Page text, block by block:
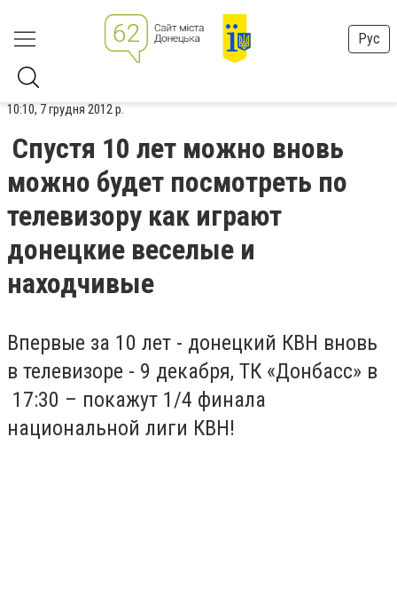
Рус
10:10, 7 грудня 2012 р.
Спустя 10 лет можно вновь
можно будет посмотреть по
телевизору как играют
донецкие веселые и
находчивые
Впервые за 10 лет - донецкий КВН вновь
в телевизоре - 9 декабря, ТК «Донбасс» в
17:30 – покажут 1/4 финала
национальной лиги КВН!